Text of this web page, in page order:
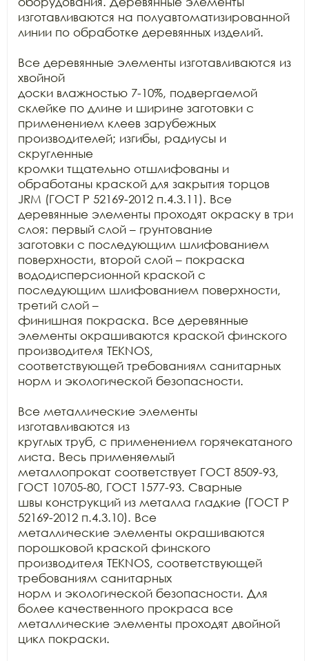
изготавливаются на полуавтоматизированной
линии по обработке деревянных изделий.
Все деревянные элементы изготавливаются из
хвойной
доски влажностью 7-10%, подвергаемой
склейке по длине и ширине заготовки с
применением клеев зарубежных
производителей; изгибы, радиусы и
скругленные
кромки тщательно отшлифованы и
обработаны краской для закрытия торцов
JRM (ГОСТ Р 52169-2012 п.4.3.11). Все
деревянные элементы проходят окраску в три
слоя: первый слой – грунтование
заготовки с последующим шлифованием
поверхности, второй слой – покраска
вододисперсионной краской с
последующим шлифованием поверхности,
третий слой –
финишная покраска. Все деревянные
элементы окрашиваются краской финского
производителя TEKNOS,
соответствующей требованиям санитарных
норм и экологической безопасности.
Все металлические элементы
изготавливаются из
круглых труб, с применением горячекатаного
листа. Весь применяемый
металлопрокат соответствует ГОСТ 8509-93,
ГОСТ 10705-80, ГОСТ 1577-93. Сварные
швы конструкций из металла гладкие (ГОСТ Р
52169-2012 п.4.3.10). Все
металлические элементы окрашиваются
порошковой краской финского
производителя TEKNOS, соответствующей
требованиям санитарных
норм и экологической безопасности. Для
более качественного прокраса все
металлические элементы проходят двойной
цикл покраски.